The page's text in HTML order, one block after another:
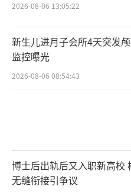
2026-08-06 13:05:22
新生儿进月子会所4天突发颅
监控曝光
2026-08-06 08:54:43
博士后出轨后又入职新高校
无缝衔接引争议